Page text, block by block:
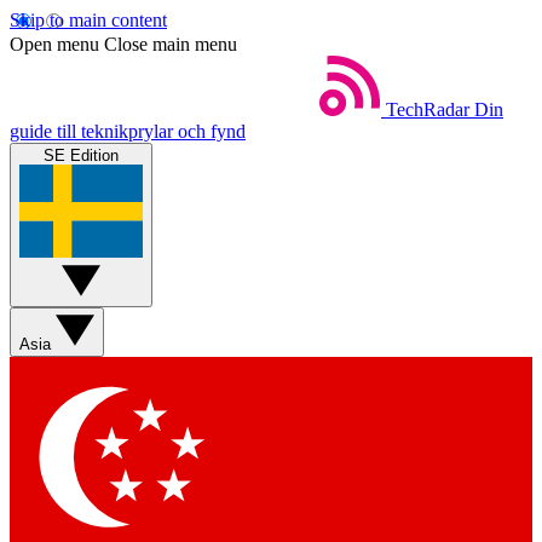
Skip to main content
Open menu Close main menu
TechRadar Din
guide till teknikprylar och fynd
SE Edition
Asia